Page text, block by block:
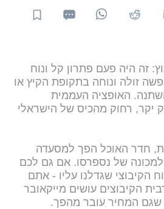
זה היה פעם פתרון קל ונוח
זולה ונוחה בתקופת הקיץ או
האופציה העממית
יקר, רחוק מהכיס של הישראלי
חדר האוכל הפך למסעדה
למכונה של נספרסו. אם גם לכם
הקיבוצי שגדלנו עליו - אתם
הקיבוצים עושים מייקאובר
המחיר עובר מהפך.